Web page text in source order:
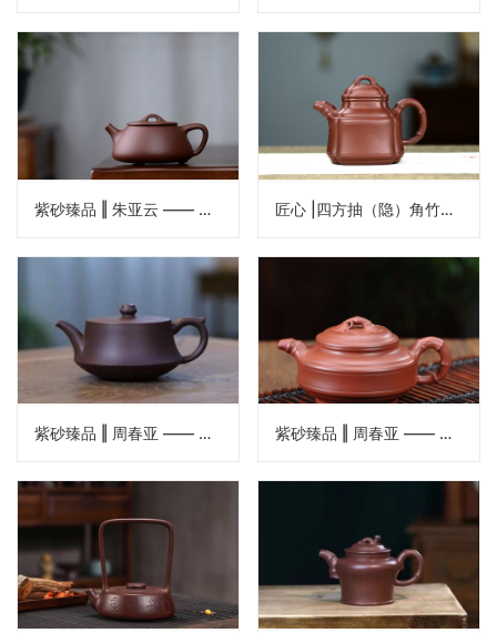
紫砂臻品 ‖ 朱亚云 —— 《平盖石瓢》 匠心 |四方抽（隐）角竹鼎 · 周春亚
紫砂臻品 ‖ 周春亚 —— 《柱础壶》 紫砂臻品 ‖ 周春亚 —— 《双线竹鼓壶》